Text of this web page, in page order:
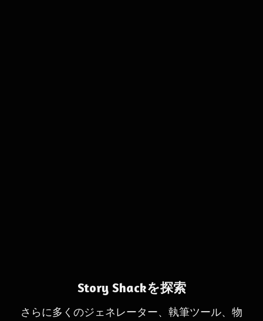
Story Shackを探索
さらに多くのジェネレーター、執筆ツール、物